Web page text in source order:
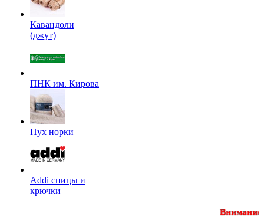
Кавандоли
(джут)
ПНК им. Кирова
Пух норки
Addi спицы и
крючки
Внимание! Минимальная